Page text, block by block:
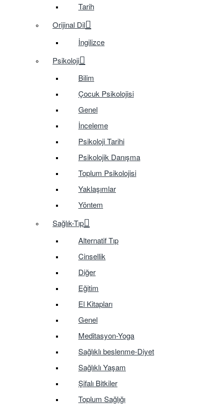
Tarih
Orijinal Dil
İngilizce
Psikoloji
Bilim
Çocuk Psikolojisi
Genel
İnceleme
Psikoloji Tarihi
Psikolojik Danışma
Toplum Psikolojisi
Yaklaşımlar
Yöntem
Sağlık-Tıp
Alternatif Tıp
Cinsellik
Diğer
Eğitim
El Kitapları
Genel
Meditasyon-Yoga
Sağlıklı beslenme-Diyet
Sağlıklı Yaşam
Şifalı Bitkiler
Toplum Sağlığı